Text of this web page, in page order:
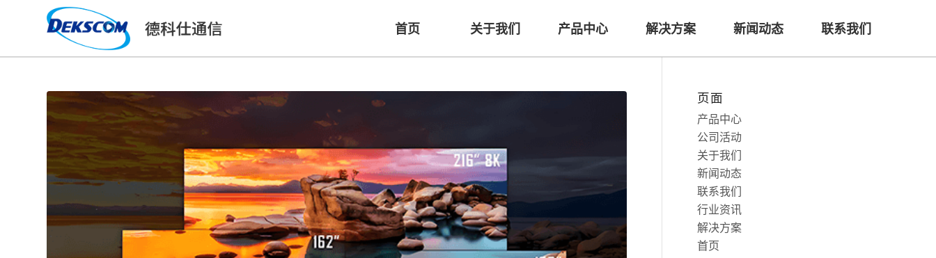
首页 关于我们 产品中心 解决方案 新闻动态 联系我们
页面
产品中心
公司活动
关于我们
新闻动态
联系我们
行业资讯
解决方案
首页